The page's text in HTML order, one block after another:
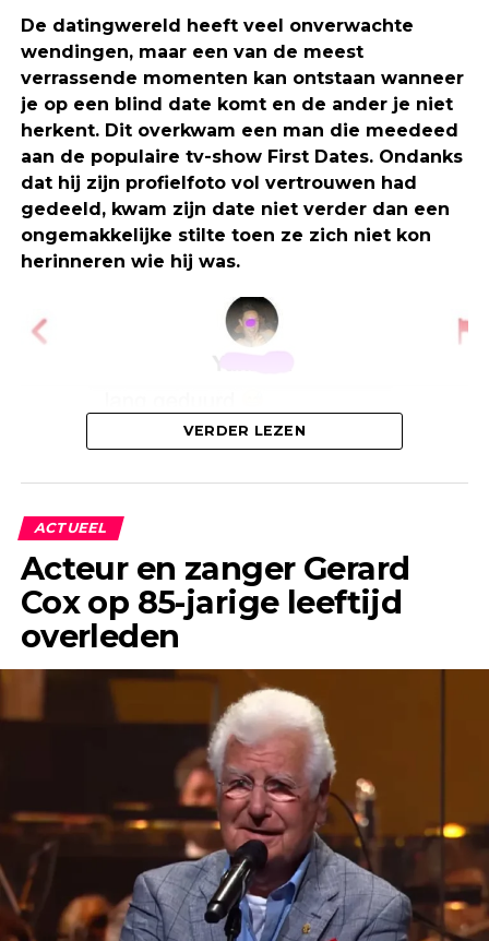
De datingwereld heeft veel onverwachte
wendingen, maar een van de meest
verrassende momenten kan ontstaan wanneer
je op een blind date komt en de ander je niet
herkent. Dit overkwam een man die meedeed
aan de populaire tv-show First Dates. Ondanks
dat hij zijn profielfoto vol vertrouwen had
gedeeld, kwam zijn date niet verder dan een
ongemakkelijke stilte toen ze zich niet kon
herinneren wie hij was.
VERDER LEZEN
ACTUEEL
Acteur en zanger Gerard
Cox op 85-jarige leeftijd
overleden